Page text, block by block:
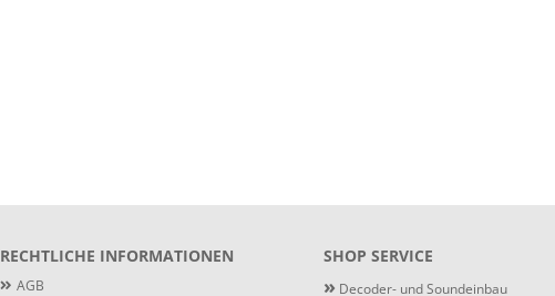
RECHTLICHE INFORMATIONEN
AGB
SHOP SERVICE
» Decoder- und Soundeinbau